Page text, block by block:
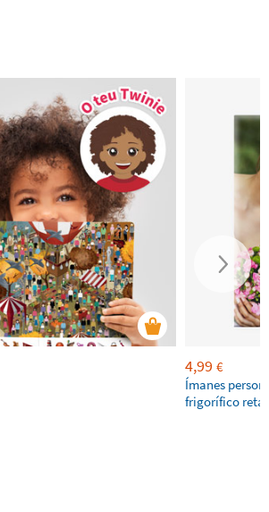
4,99 €
Ímanes
frigorífico